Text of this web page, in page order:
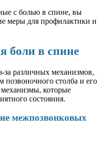
с болью в спине, вы
меры для профилактики и
боли в спине
за различных механизмов,
столба и его
которые
состояния.
межпозвонковых